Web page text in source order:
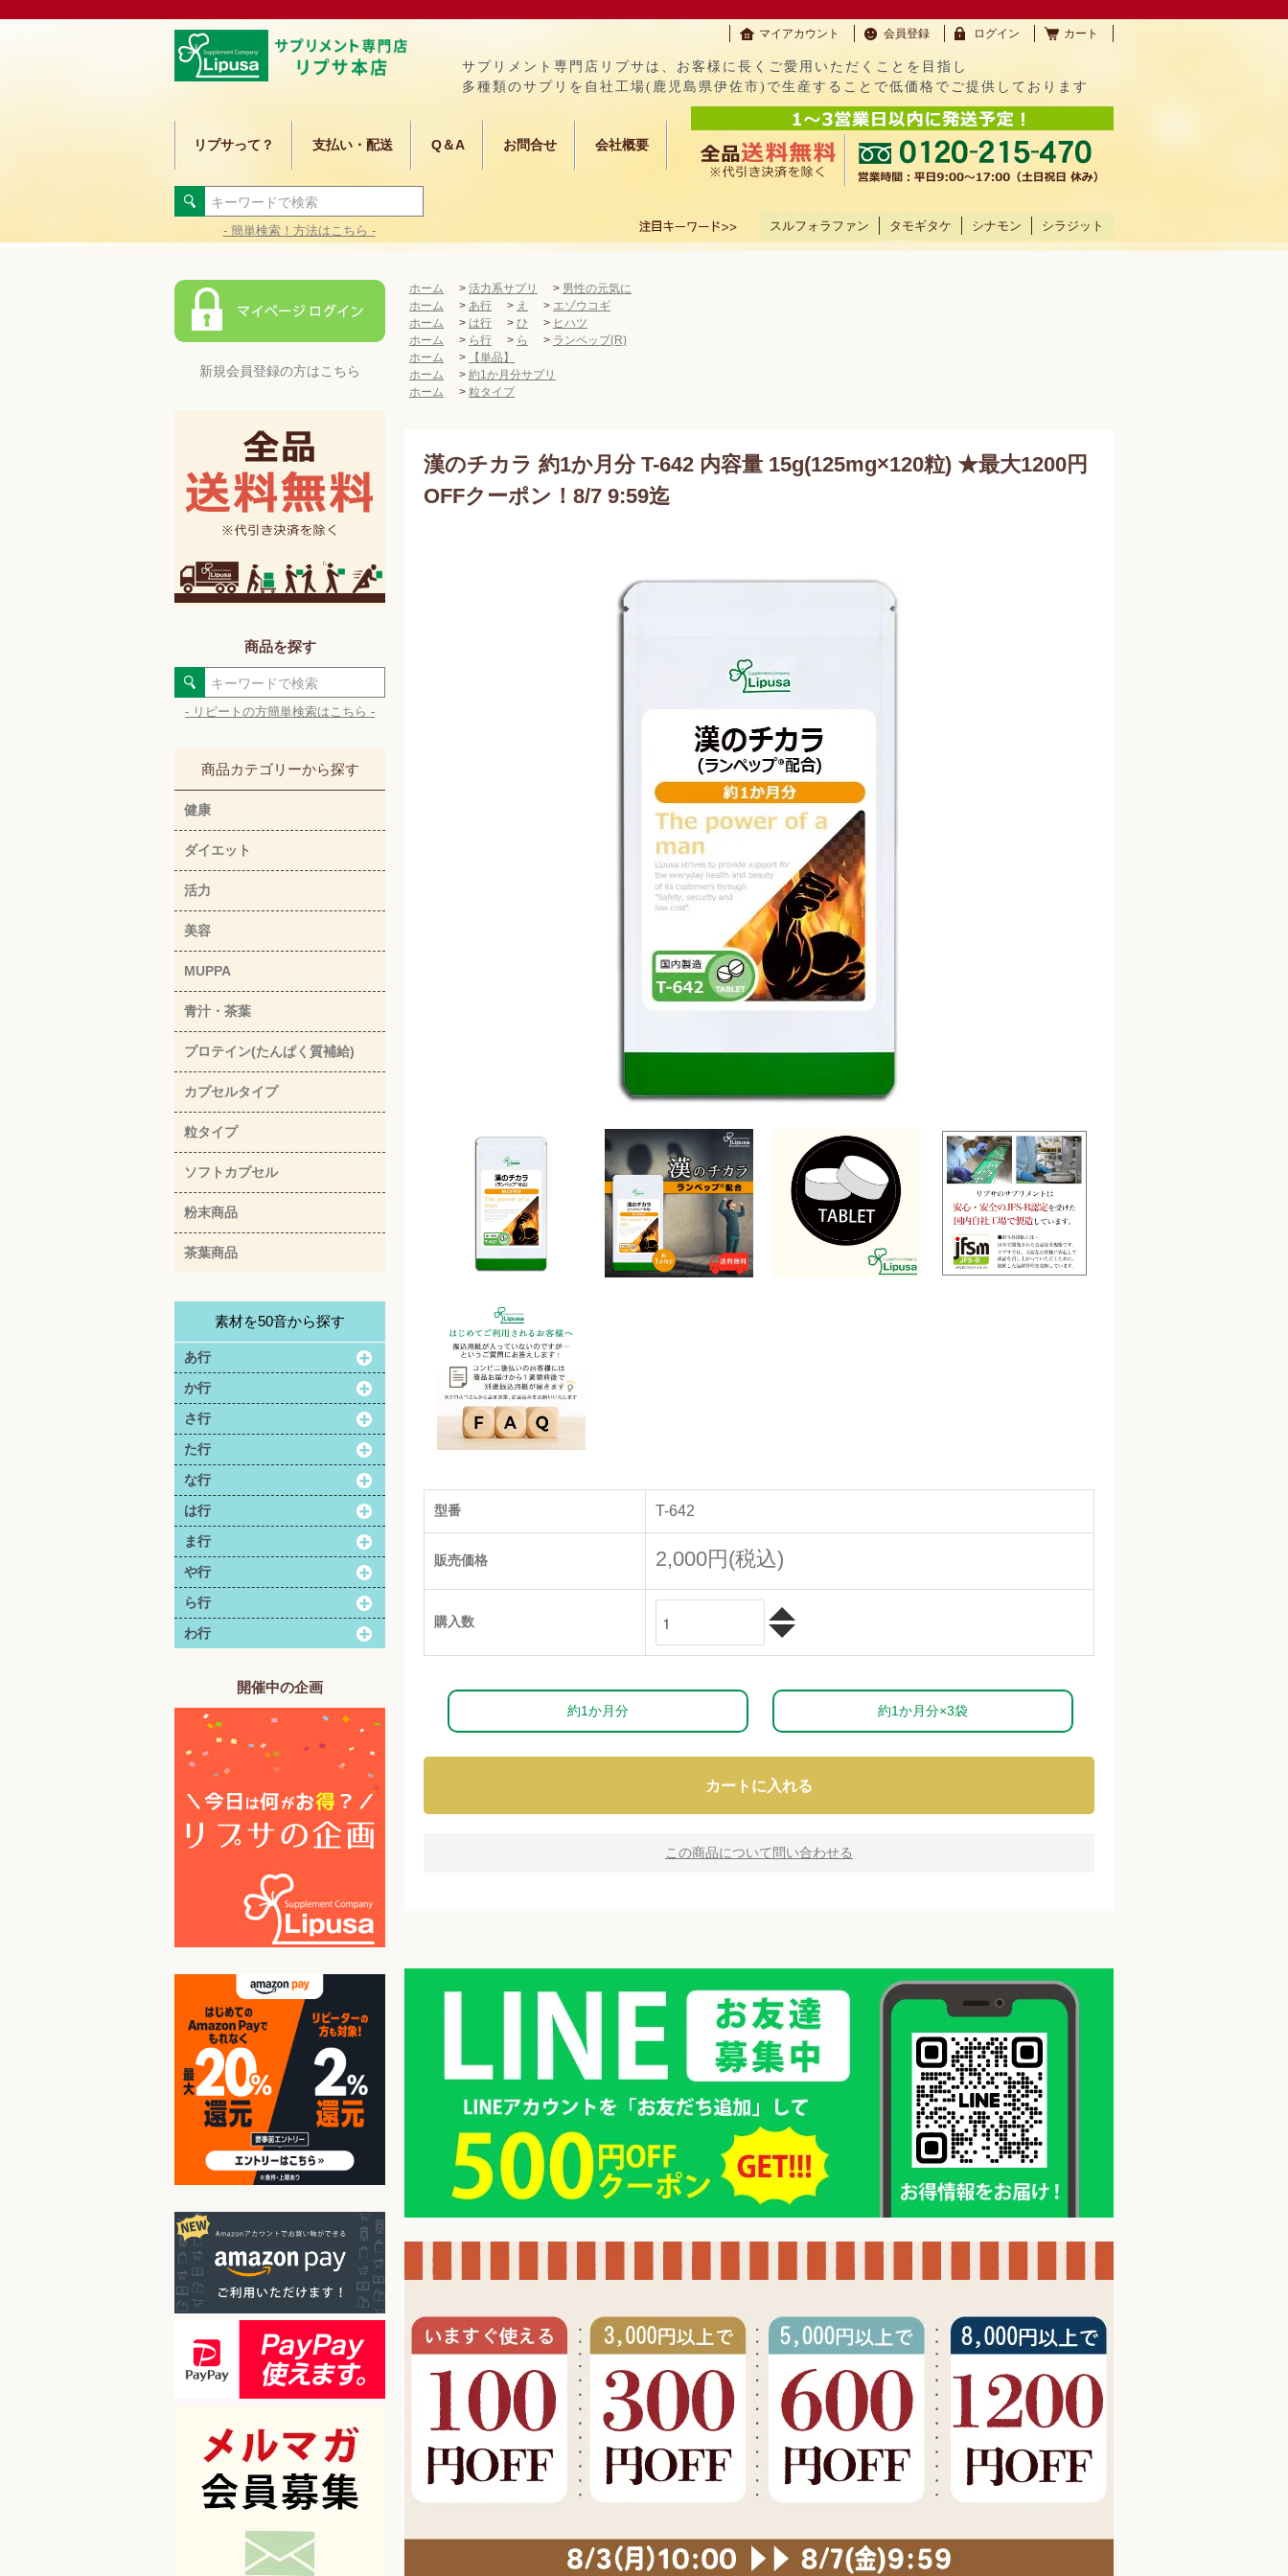
マイアカウント 会員登録 ログイン カート
サプリメント専門店リプサは、お客様に長くご愛用いただくことを目指し
多種類のサプリを自社工場(鹿児島県伊佐市)で生産することで低価格でご提供しております
リプサって？ 支払い・配送 Q＆A お問合せ 会社概要
- 簡単検索！方法はこちら - スルフォラファン タモギタケ シナモン シラジット
新規会員登録の方はこちら
商品を探す
- リピートの方簡単検索はこちら -
商品カテゴリーから探す
健康
ダイエット
活力
美容
MUPPA
青汁・茶葉
プロテイン(たんぱく質補給)
カプセルタイプ
粒タイプ
ソフトカプセル
粉末商品
茶葉商品
素材を50音から探す
あ行
か行
さ行
た行
な行
は行
ま行
や行
ら行
わ行
開催中の企画
ホーム > 活力系サプリ > 男性の元気に
ホーム
> あ行 > え > エゾウコギ
ホーム
> は行 > ひ > ヒハツ
ホーム
> ら行 > ら > ランペップ(R)
ホーム
>
【単品】
ホーム
> 約1か月分サプリ
ホーム
> 粒タイプ
漢のチカラ 約1か月分 T-642 内容量 15g(125mg×120粒) ★最大1200円
OFFクーポン！8/7 9:59迄
型番 T-642
販売価格 2,000円(税込)
購入数
約1か月分 約1か月分×3袋
カートに入れる
この商品について問い合わせる